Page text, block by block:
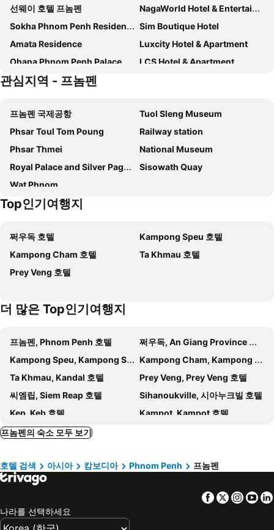
선웨이 호텔 프놈펜
NagaWorld Hotel & Entertainment Complex
Sokha Phnom Penh Residence
Sim Boutique Hotel
Amata Residence
Luxcity Hotel & Apartment
Ohana Phnom Penh Palace Hotel
LCS Hotel & Apartment
Plantation Urban Resort & Spa
Bassac Signature Hotel & Residence
Palace Gate Hotel & Resort by EHM
Mansion 51 Hotel & Apartment
TRIBE Phnom Penh Post Office Square
White Mansion
The Skye Phnom Penh Hotel & Apartments
Chaiya Palace Hotel
Duong Chan Hotel
로즈우드 프놈 펜
Hotel Sor
프란지파니 로열 팰리스 호텔
HM Grand Central Hotel
Sarina Boutique Hotel
Shangri-La Phnom Penh
Monivong Clover Hotel
Crowne Plaza Phnom Penh
Penh House Hotel
Capri by Fraser, Phnom Penh
Phnom Penh Le Vincent Hotel
Times Hotel at Bassac Lane
The Bale Phnom Penh by LifestyleRetreats
그란페트 프놈펜
Ban Ban Hotel
선 & 문, 어번 호텔
더 브리지 클럽
GLOW PARK HOTEL Grand Royal Palace
플래티넘 베이 호텔
Phnom Penh Era Hotel
Queen Mansion
Amanda Hotel
고 인 호텔
관심지역 - 프놈펜
프놈펜 국제공항
Tuol Sleng Museum
Phsar Toul Tom Poung
Railway station
Phsar Thmei
National Museum
Royal Palace and Silver Pagoda
Sisowath Quay
Wat Phnom
Top인기여행지
쩌우독 호텔
Kampong Speu 호텔
Kampong Cham 호텔
Ta Khmau 호텔
Prey Veng 호텔
더 많은 Top인기여행지
프놈펜, Phnom Penh 호텔
쩌우독, An Giang Province 호텔
Kampong Speu, Kampong Speu 호텔
Kampong Cham, Kampong Cham 호텔
Ta Khmau, Kandal 호텔
Prey Veng, Prey Veng 호텔
씨엠립, Siem Reap 호텔
Sihanoukville, 시아누크빌 호텔
Kep, Keb 호텔
Kampot, Kampot 호텔
Battambang, Battambang 호텔
프놈펜의 숙소 모두 보기
호텔 검색 아시아 캄보디아 Phnom Penh 프놈펜
Facebook
Twitter
나라를 선택하세요